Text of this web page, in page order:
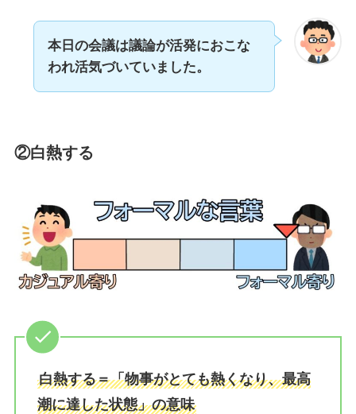
本日の会議は議論が活発におこな
われ活気づいていました。
②白熱する
白熱する＝「物事がとても熱くなり、最高
潮に達した状態」の意味